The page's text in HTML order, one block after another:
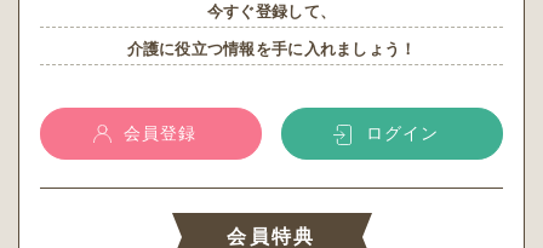
今すぐ登録して、
介護に役立つ情報を手に入れましょう！
会員登録 ログイン
会員特典